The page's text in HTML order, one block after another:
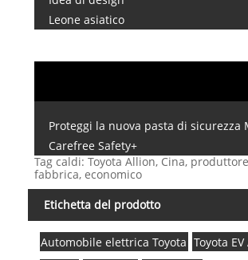
Leone asiatico
Proteggi la nuova pasta di sicurezza
Carefree Safety+
Tag caldi: Toyota Allion, Cina,
fabbrica, economico
Etichetta del prodotto
Automobile elettrica Toyota Toyota